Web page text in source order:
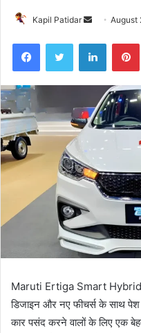
Kapil Patidar
Send August
FacebookTwitter LinkedIn
Maruti Ertiga Smart Hybrid
डिजाइन और नए फीचर्स के साथ पेश
कार पसंद करने वालों के लिए एक